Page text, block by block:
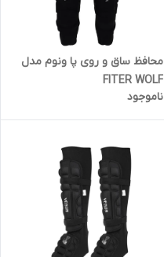
محافظ ساق و روی پا ونوم مدل
FITER WOLF
ناموجود